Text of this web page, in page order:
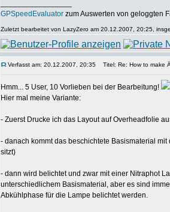
GPSpeedEvaluator zum Auswerten von geloggten
Zuletzt bearbeitet von LazyZero am 20.12.2007, 20:25,
Verfasst am: 20.12.2007, 20:35 Titel: Re: How to make
Hmm... 5 User, 10 Vorlieben bei der Bearbeitung!
Hier mal meine Variante:
- Zuerst Drucke ich das Layout auf Overheadfolie
- danach kommt das beschichtete Basismaterial
sitzt)
- dann wird belichtet und zwar mit einer Nitraphot
unterschiedlichem Basismaterial, aber es sind
Abkühlphase für die Lampe belichtet werden.